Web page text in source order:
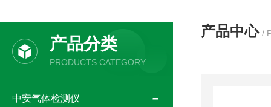
产品分类
PRODUCTS CATEGORY
中安气体检测仪
产品中心 /